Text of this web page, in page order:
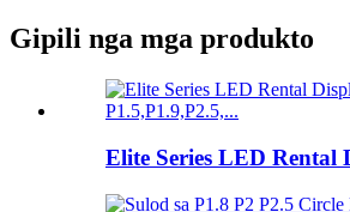
Gipili nga mga produkto
Elite Series LED Rental